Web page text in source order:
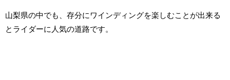
山梨県の中でも、存分にワインディングを楽しむことが出来る
とライダーに人気の道路です。